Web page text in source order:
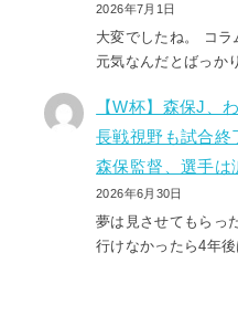
2026年7月1日
大変でしたね。 コラ
元気なんだとばっか
【W杯】森保J
長戦視野も試合
森保監督、選手は
2026年6月30日
夢は見させてもらっ
行けなかったら4年